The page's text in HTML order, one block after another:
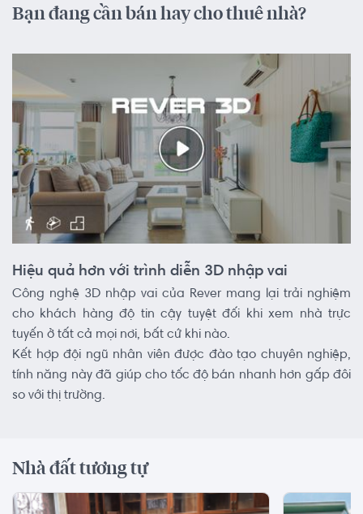
Bạn đang cần bán hay cho thuê nhà?
Hiệu quả hơn với trình diễn 3D nhập vai
Công nghệ 3D nhập vai của Rever mang lại trải nghiệm
cho khách hàng độ tin cậy tuyệt đối khi xem nhà trực
tuyến ở tất cả mọi nơi, bất cứ khi nào.
Kết hợp đội ngũ nhân viên được đào tạo chuyên nghiệp,
tính năng này đã giúp cho tốc độ bán nhanh hơn gấp đôi
so với thị trường.
Nhà đất tương tự